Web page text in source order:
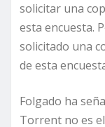
solicitar una
esta encuesta.
solicitado una
de esta
Folgado ha
Torrent no es